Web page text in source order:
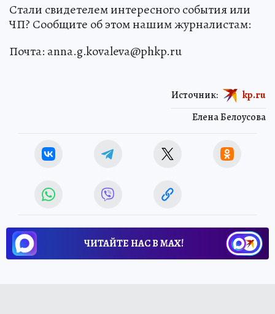
Стали свидетелем интересного события или
ЧП? Сообщите об этом нашим журналистам:
Почта: anna.g.kovaleva@phkp.ru
Елена Белоусова
Источник: kp.ru
ЧИТАЙТЕ НАС В МАХ!